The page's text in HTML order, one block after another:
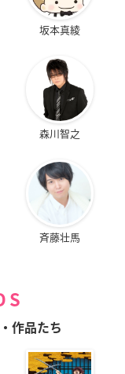
坂本真綾
森川智之
斉藤壮馬
作品たち